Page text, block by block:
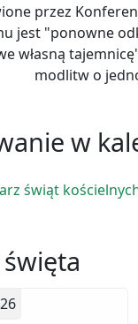
przez
jest "ponowne
własną
modlitw o
w
świąt